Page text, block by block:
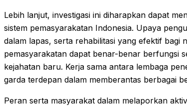
Lebih lanjut, investigasi ini diharapkan dapat
sistem pemasyarakatan Indonesia. Upaya
dalam lapas, serta rehabilitasi yang efektif bagi
pemasyarakatan dapat benar-benar berfungsi
kejahatan baru. Kerja sama antara lembaga
garda terdepan dalam memberantas berbagai
Peran serta masyarakat dalam melaporkan